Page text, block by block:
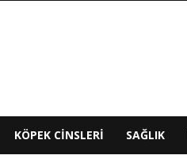
KÖPEK CINSLERI SAĞLIK